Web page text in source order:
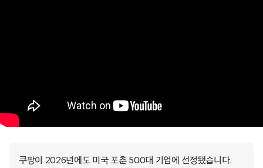
쿠팡이 2026년에도 미국 포춘 500대 기업에 선정됐습니다.